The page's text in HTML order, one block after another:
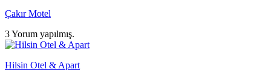
Çakır Motel
3 Yorum yapılmış.
Hilsin Otel & Apart